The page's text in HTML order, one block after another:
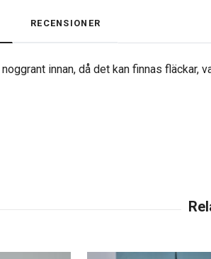
RECENSIONER
innan, då det kan finnas fläckar,